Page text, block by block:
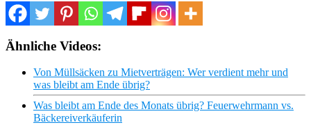
Ähnliche Videos:
Von Müllsäcken zu Mietverträgen: Wer verdient mehr und
was bleibt am Ende übrig?
Was bleibt am Ende des Monats übrig? Feuerwehrmann vs.
Bäckereiverkäuferin